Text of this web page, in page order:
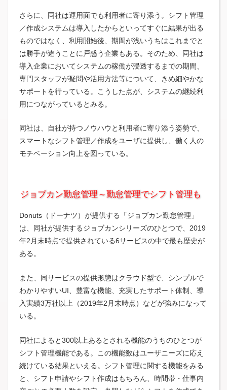
さらに、同社は運用面でも利用者に寄り添う。シフト管理
／作成システムは導入したからといってすぐに結果が出る
ものではなく、利用開始後、期間が浅いうちはこれまでと
は勝手が違うことに戸惑う企業もある。そのため、同社は
導入企業においてシステムの稼働が浸透するまでの期間、
専門スタッフが疑問や活用方法等について、きめ細やかな
サポートを行っている。こうした点が、システムの継続利
用につながっているとみる。
同社は、自社が持つノウハウと利用者に寄り添う姿勢で、
スマートなシフト管理／作成をユーザに提供し、働く人の
モチベーション向上を図っている。
ジョブカン勤怠管理～勤怠管理でシフト管理も
Donuts（ドーナツ）が提供する「ジョブカン勤怠管理」
は、同社が提供するジョブカンシリーズのひとつで、2019
年2月末時点で提供されている6サービスの中で最も歴史が
ある。
また、同サービスの提供形態はクラウド型で、シンプルで
わかりやすいUI、豊富な機能、充実したサポート体制、導
入実績3万社以上（2019年2月末時点）などが強みになって
いる。
同社によると300以上あるとされる機能のうちのひとつが
シフト管理機能である。この機能数はユーザニーズに応え
続けている結果といえる。シフト管理に関する機能をみる
と、シフト申請やシフト作成はもちろん、時間帯・仕事内